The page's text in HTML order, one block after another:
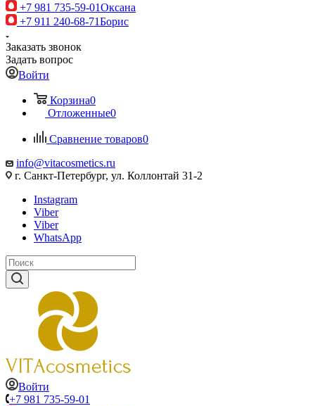
+7 981 735-59-01Оксана
+7 911 240-68-71Борис
Заказать звонок
Задать вопрос
Войти
Корзина0
Отложенные0
Сравнение товаров0
info@vitacosmetics.ru
г. Санкт-Петербург, ул. Коллонтай 31-2
Instagram
Viber
Viber
WhatsApp
Войти
+7 981 735-59-01